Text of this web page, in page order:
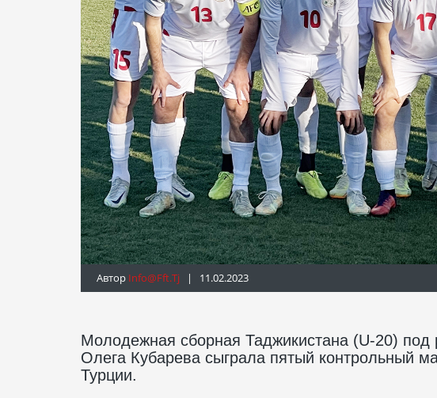
Автор Info@fft.tj | 11.02.2023
Молодежная сборная Таджикистана (U-20) под
Олега Кубарева сыграла пятый контрольный
Турции.